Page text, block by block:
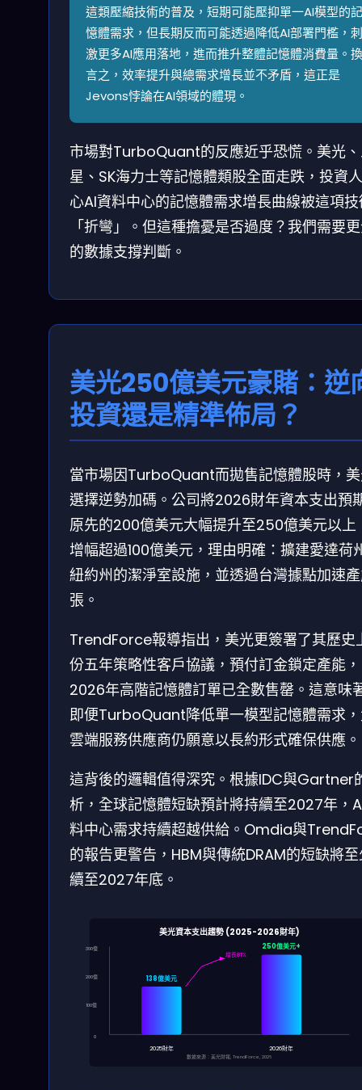
這類壓縮技術的普及，短期可能壓抑單一AI模型的記
憶體需求，但長期反而可能透過降低AI部署門檻，刺
激更多AI應用落地，進而推升整體記憶體消費量。換
言之，效率提升與總需求增長並不矛盾，這正是
Jevons悖論在AI領域的體現。
市場對TurboQuant的反應近乎恐慌。美光
星、SK海力士等記憶體類股全面走跌，投資
心AI資料中心的記憶體需求增長曲線被這項
「折彎」。但這種擔憂是否過度？我們需要
的數據支撐判斷。
美光250億美元豪賭：逆
投資還是精準佈局？
當市場因TurboQuant而拋售記憶體股時，
選擇逆勢加碼。公司將2026財年資本支出預
原先的200億美元大幅提升至250億美元以上
增幅超過100億美元，理由明確：擴建愛達荷
紐約州的潔淨室設施，並透過台灣據點加速
張。
TrendForce報導指出，美光更簽署了其歷史
份五年策略性客戶協議，預付訂金鎖定產能，
2026年高階記憶體訂單已全數售罄。這意味
即便TurboQuant降低單一模型記憶體需求
雲端服務供應商仍願意以長約形式確保供應。
這背後的邏輯值得深究。根據IDC與Gartner
析，全球記憶體短缺預計將持續至2027年，
料中心需求持續超越供給。Omdia與
的報告更警告，HBM與傳統DRAM的短缺將
續至2027年底。
美光資本支出趨勢 (2025-2026財年)
0
100億
200億
300億
2025財年
138億美元
2026財年
250億美元+
增長81%
數據來源：美光財報, TrendForce, 2026